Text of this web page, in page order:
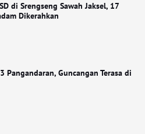
di Srengseng Sawah Jaksel, 17
Dikerahkan
Pangandaran, Guncangan Terasa di